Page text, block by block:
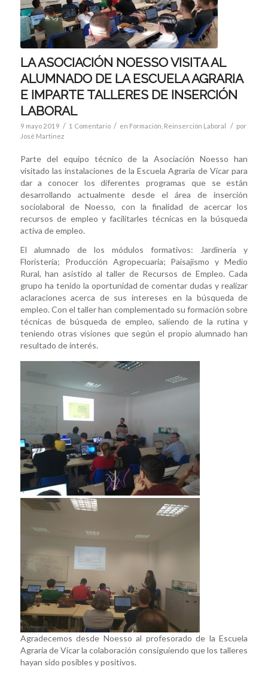
LA ASOCIACIÓN NOESSO VISITA AL
ALUMNADO DE LA ESCUELA AGRARIA
E IMPARTE TALLERES DE INSERCIÓN
LABORAL
9 mayo 2019 / 1 Comentario / en Formación Reinserción Laboral / por
José Martinez
Parte del equipo técnico de la Asociación Noesso han
visitado las instalaciones de la Escuela Agraria de Vícar para
dar a conocer los diferentes programas que se están
desarrollando actualmente desde el área de inserción
sociolaboral de Noesso, con la finalidad de acercar los
recursos de empleo y facilitarles técnicas en la búsqueda
activa de empleo.
El alumnado de los módulos formativos: Jardinería y
Floristería; Producción Agropecuaria; Paisajismo y Medio
Rural, han asistido al taller de Recursos de Empleo. Cada
grupo ha tenido la oportunidad de comentar dudas y realizar
aclaraciones acerca de sus intereses en la búsqueda de
empleo. Con el taller han complementado su formación sobre
técnicas de búsqueda de empleo, saliendo de la rutina y
teniendo otras visiones que según el propio alumnado han
resultado de interés.
Agradecemos desde Noesso al profesorado de la Escuela
Agraria de Vícar la colaboración consiguiendo que los talleres
hayan sido posibles y positivos.